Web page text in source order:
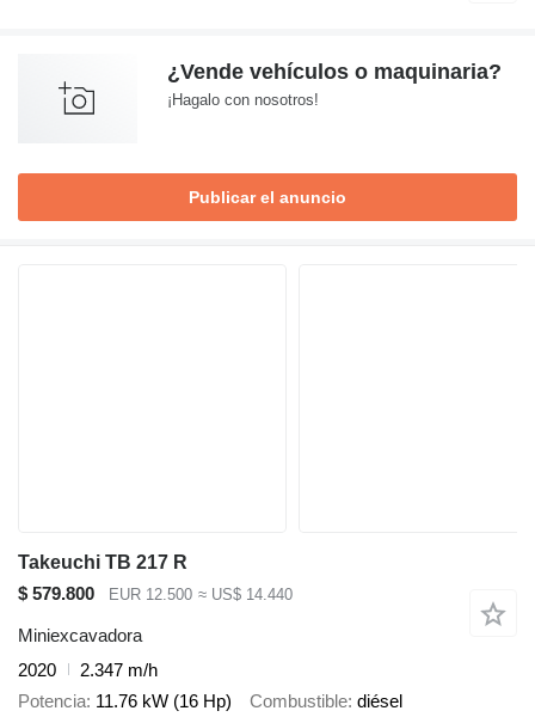
¿Vende vehículos o maquinaria?
¡Hagalo con nosotros!
Publicar el anuncio
Takeuchi TB 217 R
$ 579.800
EUR 12.500 ≈ US$ 14.440
Miniexcavadora
2020
2.347 m/h
Potencia 11.76 kW (16 Hp) Combustible diésel